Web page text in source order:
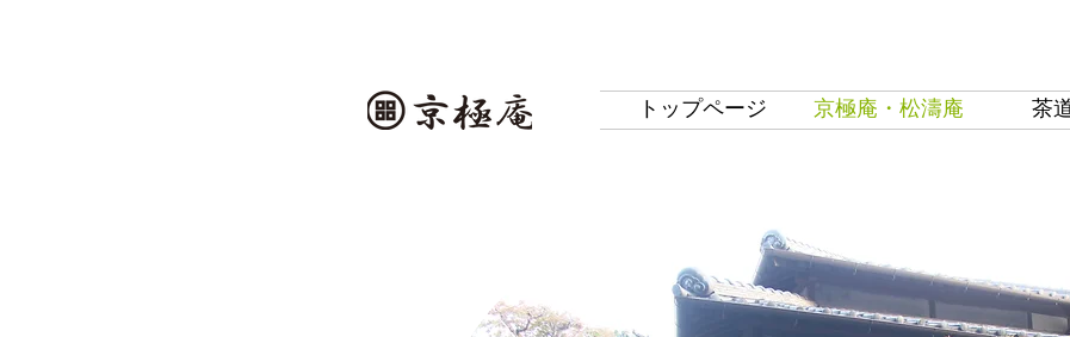
トップページ 京極庵・松濤庵 茶